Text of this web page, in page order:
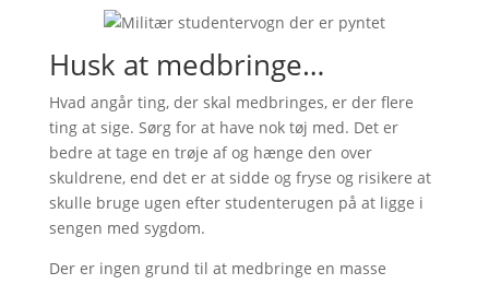
Husk at medbringe…
Hvad angår ting, der skal medbringes, er der flere
ting at sige. Sørg for at have nok tøj med. Det er
bedre at tage en trøje af og hænge den over
skuldrene, end det er at sidde og fryse og risikere at
skulle bruge ugen efter studenterugen på at ligge i
sengen med sygdom.
Der er ingen grund til at medbringe en masse